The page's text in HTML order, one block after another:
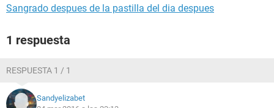
Sangrado despues de la pastilla del dia despues
1 respuesta
RESPUESTA 1 / 1
Sandyelizabet